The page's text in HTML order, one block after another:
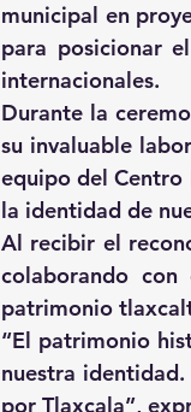
municipal en
para posicionar
internacionales.
Durante la
su invaluable
equipo del Centro
la identidad de
Al recibir el
colaborando
patrimonio
“El patrimonio
nuestra
por Tlaxcala”,